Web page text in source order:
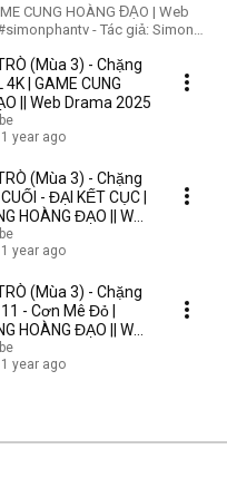
CUNG HOÀNG ĐẠO | Web
- Tác giả: Simon
tế, nhưng dần trở nên đen tối
cuối cùng?. Mục đích của
chiếc mặt nạ. Tất cả sẽ tiết
3) Simon Phan _ Anh trai
Bnat _ Ca sĩ Bnat Bảo Ngân _
Duy _ Nghệ sĩ Khánh Duy
(Mùa 3) - Chặng
4K | GAME CUNG
|| Web Drama 2025
1 year ago
(Mùa 3) - Chặng
- ĐẠI KẾT CỤC |
HOÀNG ĐẠO || Web
1 year ago
(Mùa 3) - Chặng
- Cơn Mê Đỏ |
HOÀNG ĐẠO || Web
1 year ago